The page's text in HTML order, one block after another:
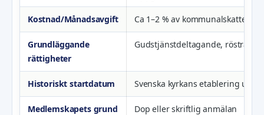
Kostnad/Månadsavgift Ca 1–2 % av kommunalskatten
Grundläggande
rättigheter
Gudstjänstdeltagande, rösträtt,
Historiskt startdatum Svenska kyrkans etablering
Medlemskapets grund Dop eller skriftlig anmälan